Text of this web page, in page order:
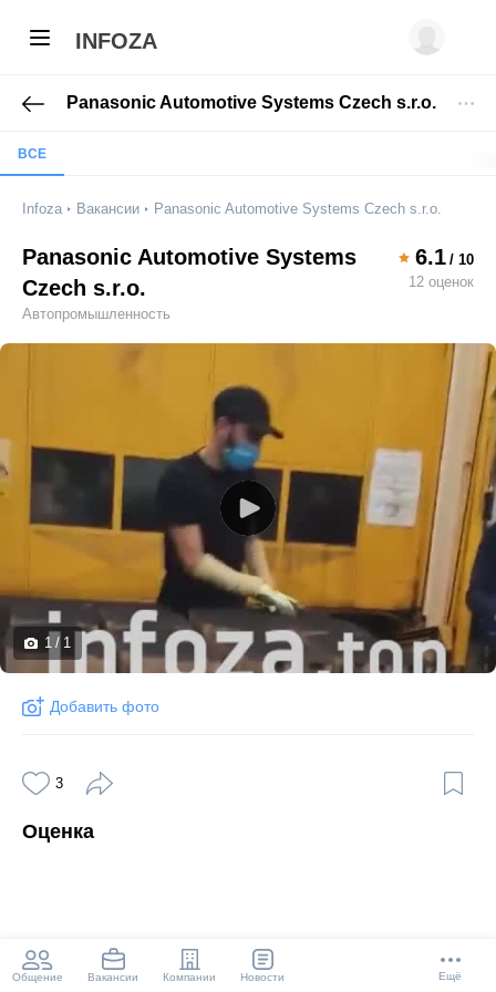
INFOZA
Panasonic Automotive Systems Czech s.r.o.
ВСЕ
Infoza Вакансии Panasonic Automotive Systems Czech s.r.o.
Panasonic Automotive Systems
Czech s.r.o.
Автопромышленность
6.1 / 10
12 оценок
1 / 1
Добавить фото
3
Оценка
Общение Вакансии Компании Новости Ещё